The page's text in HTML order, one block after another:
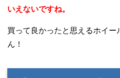
いえないですね。
買って良かったと思えるホイ
ん！